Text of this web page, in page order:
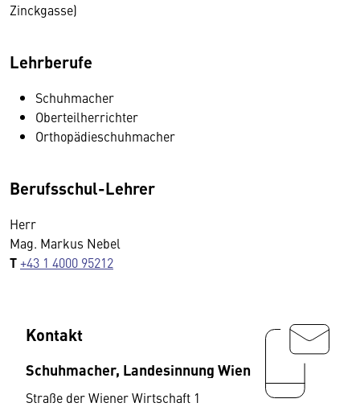
Zinckgasse)
Lehrberufe
Schuhmacher
Oberteilherrichter
Orthopädieschuhmacher
Berufsschul-Lehrer
Herr
Mag. Markus Nebel
T+43 1 4000 95212
Kontakt
Schuhmacher, Landesinnung Wien
Straße der Wiener Wirtschaft 1